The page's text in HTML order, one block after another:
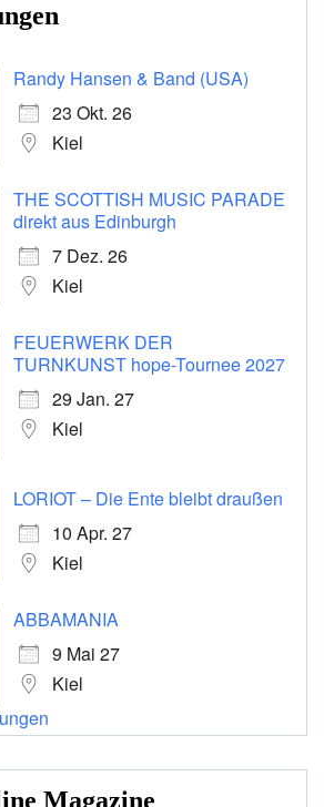
Randy Hansen & Band (USA)
23 Okt. 26
Kiel
THE SCOTTISH MUSIC PARADE
direkt aus Edinburgh
7 Dez. 26
Kiel
FEUERWERK DER
TURNKUNST hope-Tournee 2027
29 Jan. 27
Kiel
LORIOT – Die Ente bleibt draußen
10 Apr. 27
Kiel
ABBAMANIA
9 Mai 27
Kiel
Magazine